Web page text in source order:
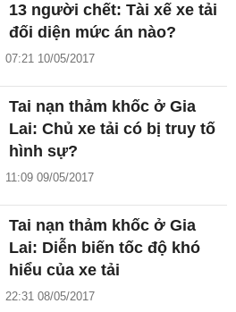
13 người chết: Tài xế xe tải
đối diện mức án nào?
07:21 10/05/2017
Tai nạn thảm khốc ở Gia
Lai: Chủ xe tải có bị truy tố
hình sự?
11:09 09/05/2017
Tai nạn thảm khốc ở Gia
Lai: Diễn biến tốc độ khó
hiểu của xe tải
22:31 08/05/2017